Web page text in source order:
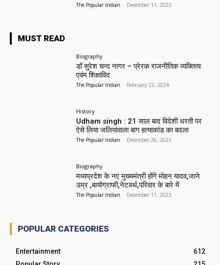
The Popular Indian - December 11, 2023
MUST READ
Biography
डॉ सुरेश चन्द नागर – प्रेरक राजनीतिक व्यक्तित्व
एवंम शिक्षाविद
The Popular Indian - February 22, 2024
History
Udham singh : 21 साल बाद विदेशी धरती पर
ऐसे लिया जलियांवाला बाग हत्याकांड का बदला
The Popular Indian - December 26, 2023
Biography
मध्यप्रदेश के नए मुख्यमंत्री होंगे मोहन यादव,जाने
उम्र ,बायोग्राफी,नेटवर्थ,परिवार के बारे में
The Popular Indian - December 11, 2023
POPULAR CATEGORIES
Entertainment
612